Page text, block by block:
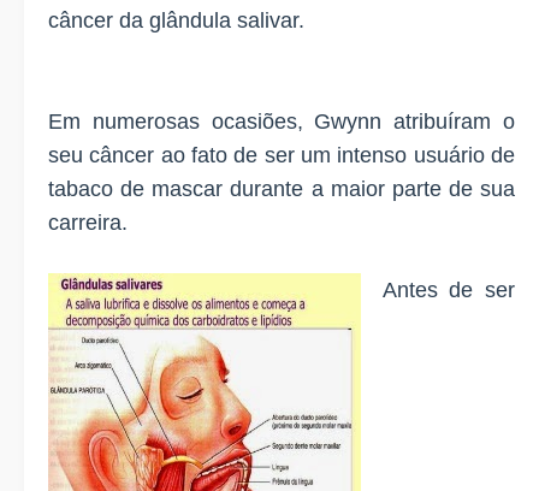
câncer da glândula salivar.
Em numerosas ocasiões, Gwynn atribuíram o
seu câncer ao fato de ser um intenso usuário de
tabaco de mascar durante a maior parte de sua
carreira.
Antes de ser